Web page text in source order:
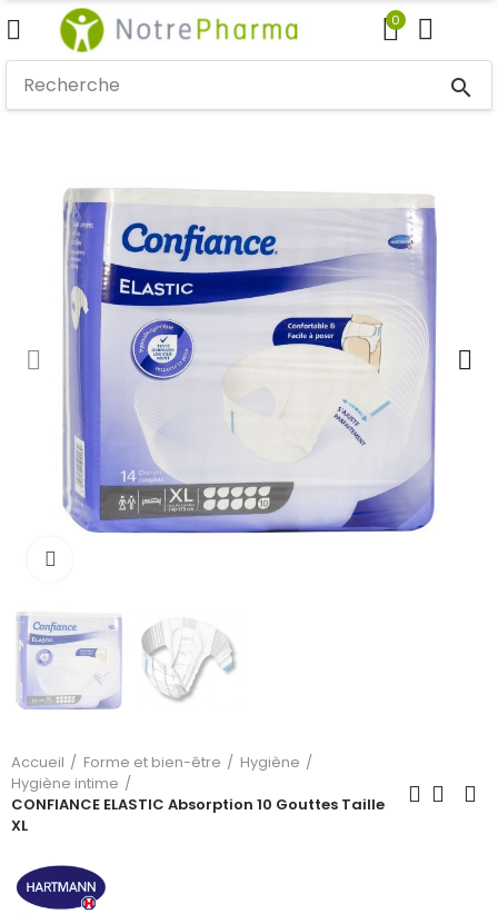
0
search
Accueil Forme et bien-être
Hygiène
Hygiène intime
CONFIANCE ELASTIC Absorption 10 Gouttes Taille
XL